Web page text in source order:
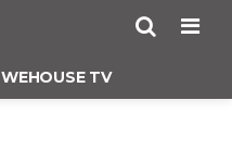
WEHOUSE TV